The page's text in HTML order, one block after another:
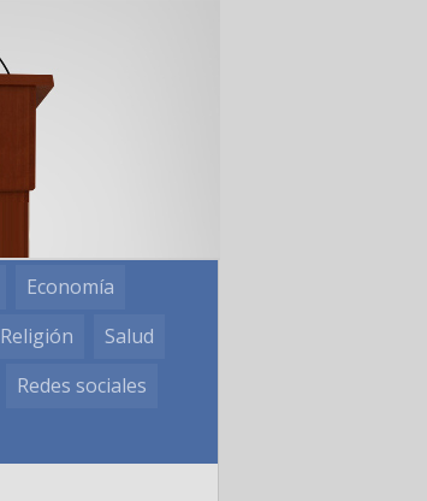
Economía
Religión
Salud
Redes sociales